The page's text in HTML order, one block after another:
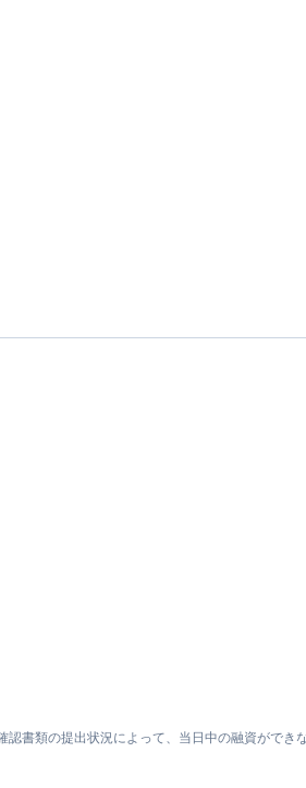
書類の提出状況によって、当日中の融資ができ